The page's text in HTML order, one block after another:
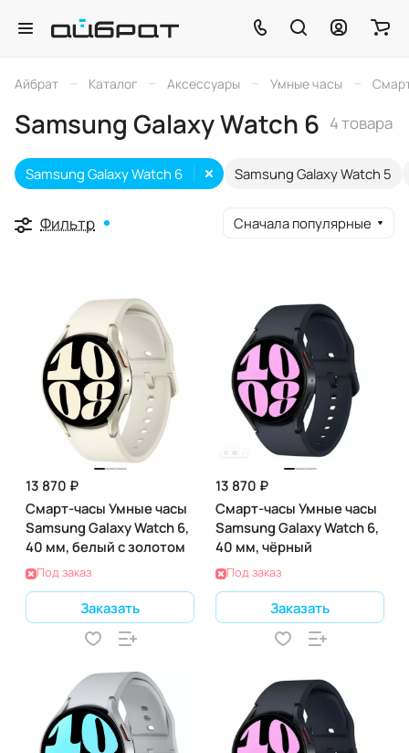
Айбрат – Каталог – Аксессуары – Умные часы –
Samsung Galaxy Watch 6 4 товара
Samsung Galaxy Watch 5
Samsung Galaxy Watch 6
Фильтр Сначала популярные
13 870 ₽
Смарт-часы Умные часы
Samsung Galaxy Watch 6,
40 мм, белый с золотом
Под заказ
Заказать
13 870 ₽
Смарт-часы Умные часы
Samsung Galaxy Watch 6,
40 мм, чёрный
Под заказ
Заказать